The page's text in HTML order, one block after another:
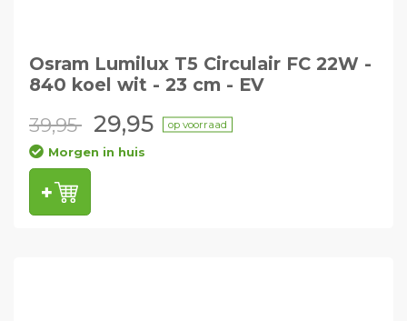
Osram Lumilux T5 Circulair FC 22W -
840 koel wit - 23 cm - EV
39,95 29,95 op voorraad
Morgen in huis